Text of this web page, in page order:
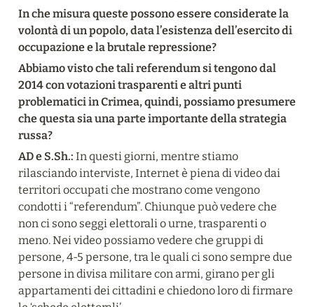
In che misura queste possono essere considerate la
volontà di un popolo, data l’esistenza dell’esercito di
occupazione e la brutale repressione?
Abbiamo visto che tali referendum si tengono dal
2014 con votazioni trasparenti e altri punti
problematici in Crimea, quindi, possiamo presumere
che questa sia una parte importante della strategia
russa?
AD e S.Sh.: In questi giorni, mentre stiamo
rilasciando interviste, Internet è piena di video dai
territori occupati che mostrano come vengono
condotti i “referendum”. Chiunque può vedere che
non ci sono seggi elettorali o urne, trasparenti o
meno. Nei video possiamo vedere che gruppi di
persone, 4-5 persone, tra le quali ci sono sempre due
persone in divisa militare con armi, girano per gli
appartamenti dei cittadini e chiedono loro di firmare